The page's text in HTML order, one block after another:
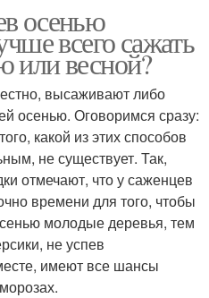
Уход за персиком
осенью
всего сажать
или весной?
высаживают либо
осенью. Оговоримся сразу:
какой из этих способов
не существует. Так,
отмечают, что у саженцев
времени для того, чтобы
молодые деревья, тем
не успев
имеют все шансы